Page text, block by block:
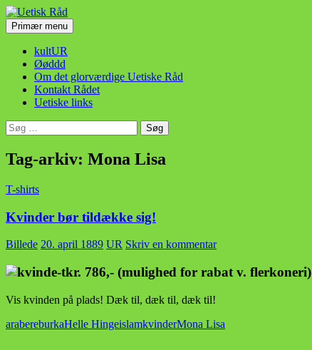
Hop
til
indhold
Uetisk Råd
SøgPrimær menu
kultUR
Øøddd
Om det glorværdige Uetiske Råd
Kontakt Rådet
Uetiske links
Søg
efter:
Tag-arkiv: Mona Lisa
T-shirts
Kvinder bør tildække sig!
Billede 20. april 1889 UR Skriv en kommentar
kr. 786,- (mulighed for rabat v. flerkoneri)
Vis kvinden på plads! Dæk til, dæk til, dæk til!
arabereburkaHelle HingeislamkvinderMona Lisa